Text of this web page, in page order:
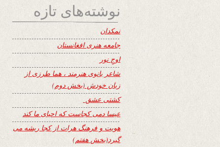
نوشته‌های تازه
نمکدان
جامعه هنری افغانستان
اوجِ نور
شاعر بانوی هنرمند ، هما طرزی از
زبان خودش (بخش دوم)
کشتی عشق
عیسا دمی کجاست که احیای ما کند
هویت و فرهنگ هرات از کجا ریشه می
گیرد(بخش هفتم)